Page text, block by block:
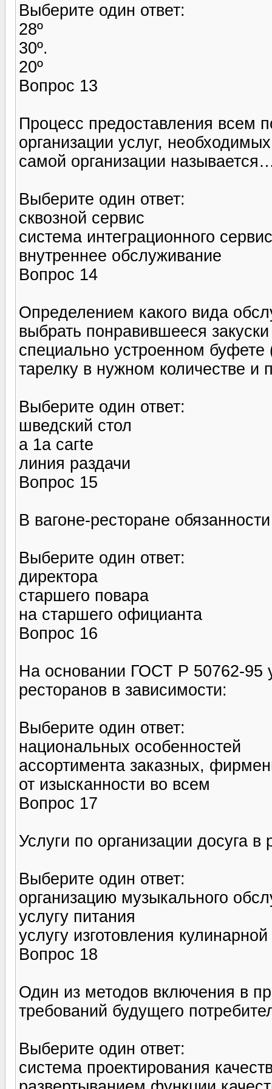
Выберите один ответ:
28º
30º.
20º
Вопрос 13
Процесс предоставления всем
организации услуг,
самой организации
Выберите один ответ:
сквозной сервис
система интеграционного
внутреннее обслуживание
Вопрос 14
Определением какого вида
выбрать понравившееся
специально устроенном
тарелку в нужном количестве и
Выберите один ответ:
шведский стол
а 1а сагtе
линия раздачи
Вопрос 15
В вагоне-ресторане
Выберите один ответ:
директора
старшего повара
на старшего официанта
Вопрос 16
На основании ГОСТ Р 50762-95
ресторанов в зависимости:
Выберите один ответ:
национальных особенностей
ассортимента заказных,
от изысканности во всем
Вопрос 17
Услуги по организации досуга
Выберите один ответ:
организацию музыкального
услугу питания
услугу изготовления
Вопрос 18
Один из методов включения в
требований будущего
Выберите один ответ:
система проектирования